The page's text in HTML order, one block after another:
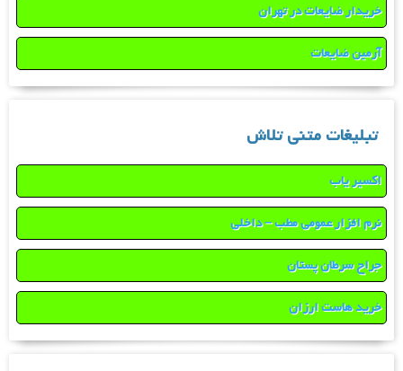
خریدار ضایعات در تهران
آرمین ضایعات
تبلیغات متنی تلاش
اکسیر یاب
نرم افزار عمومی مطب – داخلی
جراح سرطان پستان
خرید هاست ارزان